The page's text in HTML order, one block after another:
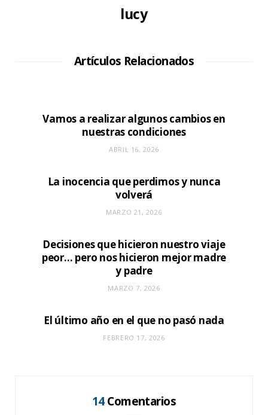
lucy
Artículos Relacionados
Vamos a realizar algunos cambios en
nuestras condiciones
ABRIL 16, 2026
La inocencia que perdimos y nunca
volverá
MARZO 21, 2026
Decisiones que hicieron nuestro viaje
peor… pero nos hicieron mejor madre
y padre
MARZO 7, 2026
El último año en el que no pasó nada
FEBRERO 17, 2026
14Comentarios